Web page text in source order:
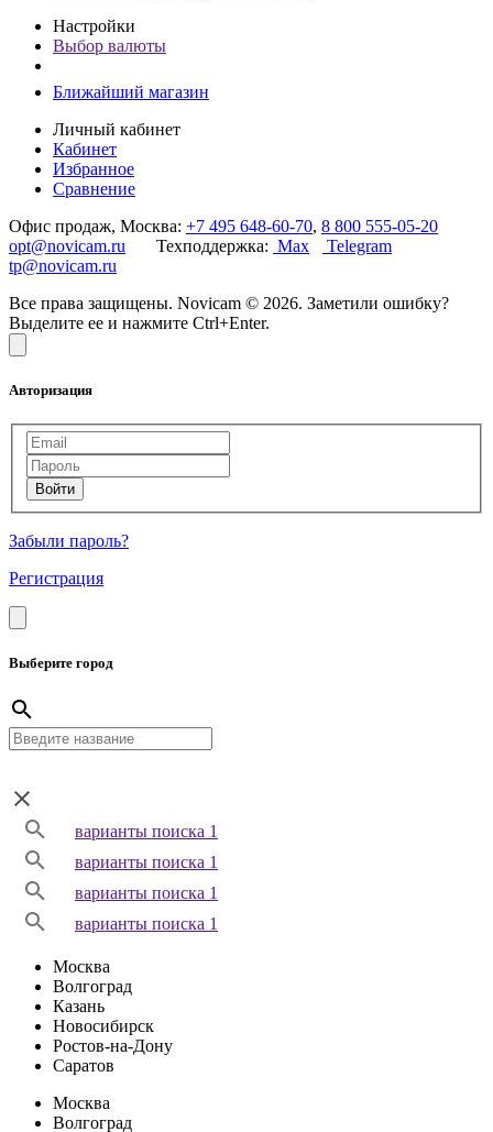
Настройки
Выбор валюты
Ближайший магазин
Личный кабинет
Кабинет
Избранное
Сравнение
Офис продаж, Москва: +7 495 648-60-70, 8 800 555-05-20
opt@novicam.ru Техподдержка: Max
Telegram
tp@novicam.ru
Все права защищены. Novicam © 2026. Заметили ошибку?
Выделите ее и нажмите Ctrl+Enter.
Авторизация
Забыли пароль?
Регистрация
Выберите город
варианты поиска 1
варианты поиска 1
варианты поиска 1
варианты поиска 1
Москва
Волгоград
Казань
Новосибирск
Ростов-на-Дону
Саратов
Москва
Волгоград